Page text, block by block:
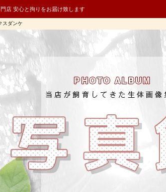
店 安心と拘りをお届け致します
スダンケ